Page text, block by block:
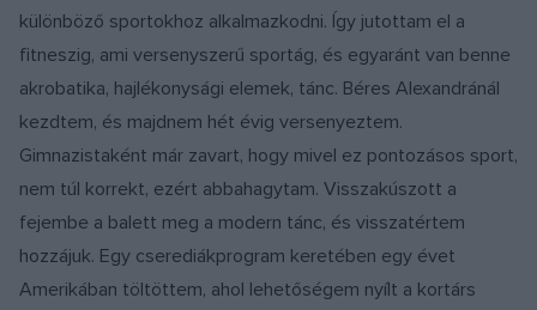
különböző sportokhoz alkalmazkodni. Így jutottam el a
fitneszig, ami versenyszerű sportág, és egyaránt van benne
akrobatika, hajlékonysági elemek, tánc. Béres Alexandránál
kezdtem, és majdnem hét évig versenyeztem.
Gimnazistaként már zavart, hogy mivel ez pontozásos sport,
nem túl korrekt, ezért abbahagytam. Visszakúszott a
fejembe a balett meg a modern tánc, és visszatértem
hozzájuk. Egy cserediákprogram keretében egy évet
Amerikában töltöttem, ahol lehetőségem nyílt a kortárs